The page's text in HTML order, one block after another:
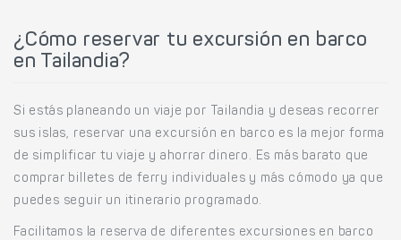
¿Cómo reservar tu excursión en barco
en Tailandia?
Si estás planeando un viaje por Tailandia y deseas recorrer
sus islas, reservar una excursión en barco es la mejor forma
de simplificar tu viaje y ahorrar dinero. Es más barato que
comprar billetes de ferry individuales y más cómodo ya que
puedes seguir un itinerario programado.
Facilitamos la reserva de diferentes excursiones en barco